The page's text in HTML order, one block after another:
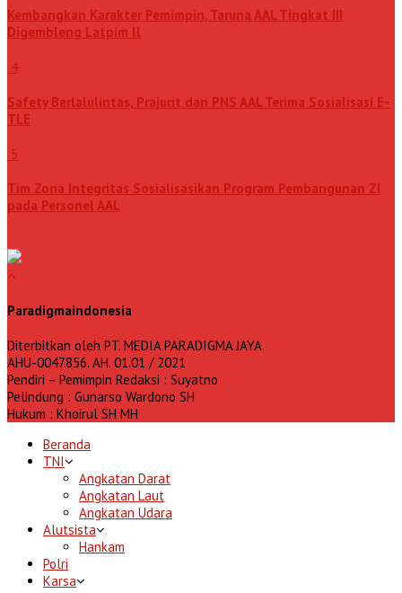
Kembangkan Karakter Pemimpin, Taruna AAL Tingkat III
Digembleng Latpim ll
4
Safety Berlalulintas, Prajurit dan PNS AAL Terima Sosialisasi E-
TLE
5
Tim Zona Integritas Sosialisasikan Program Pembangunan ZI
pada Personel AAL
Paradigmaindonesia
Diterbitkan oleh PT. MEDIA PARADIGMA JAYA
AHU-0047856. AH. 01.01 / 2021
Pendiri – Pemimpin Redaksi : Suyatno
Pelindung : Gunarso Wardono SH
Hukum : Khoirul SH MH
Beranda
TNI
Angkatan Darat
Angkatan Laut
Angkatan Udara
Alutsista
Hankam
Polri
Karsa